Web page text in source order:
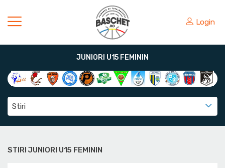
Login
JUNIORI U15 FEMININ
Stiri
STIRI JUNIORI U15 FEMININ